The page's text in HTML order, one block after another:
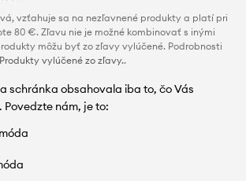
vzťahuje sa na nezľavnené produkty a platí pri
80 €. Zľavu nie je možné kombinovať s inými
môžu byť zo zľavy vylúčené. Podrobnosti
Produkty vylúčené zo zľavy..
schránka obsahovala iba to, čo Vás
nám, je to: